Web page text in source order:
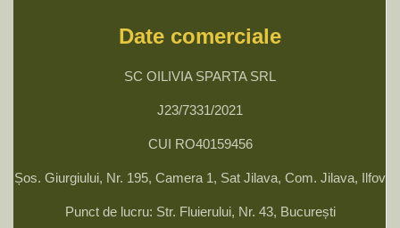
Date comerciale
SC OILIVIA SPARTA SRL
J23/7331/2021
CUI RO40159456
Șos. Giurgiului, Nr. 195, Camera 1, Sat Jilava, Com. Jilava, Ilfov
Punct de lucru: Str. Fluierului, Nr. 43, București